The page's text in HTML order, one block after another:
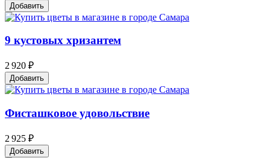
Добавить
9 кустовых хризантем
2 920 ₽
Добавить
Фисташковое удовольствие
2 925 ₽
Добавить